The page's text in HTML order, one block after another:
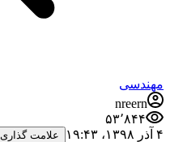
مهندسی
nreern
۵۳٬۸۴۴
۴ آذر ۱۳۹۸،‏ ۱۹:۴۳
علامت گذاری